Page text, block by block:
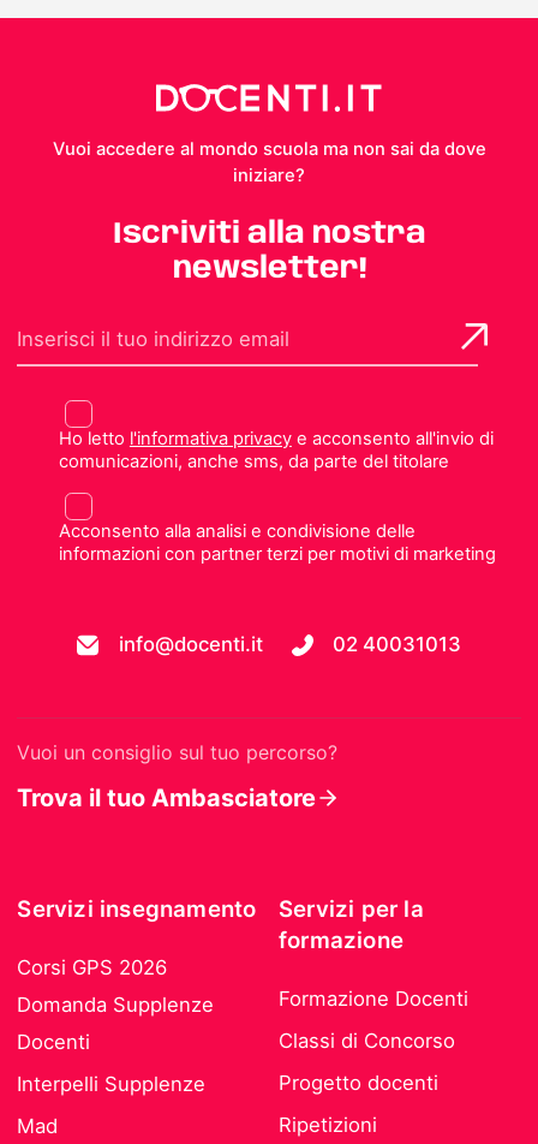
Vuoi accedere al mondo scuola ma non sai da dove
iniziare?
Iscriviti alla nostra
newsletter!
Ho letto l'informativa privacye acconsento all'invio di
comunicazioni, anche sms, da parte del titolare
Acconsento alla analisi e condivisione delle
informazioni con partner terzi per motivi di marketing
info@docenti.it 02 40031013
Vuoi un consiglio sul tuo percorso?
Trova il tuo Ambasciatore
Servizi insegnamento
Corsi GPS 2026
Domanda Supplenze
Docenti
Interpelli Supplenze
Mad
Servizi per la
formazione
Formazione Docenti
Classi di Concorso
Progetto docenti
Ripetizioni